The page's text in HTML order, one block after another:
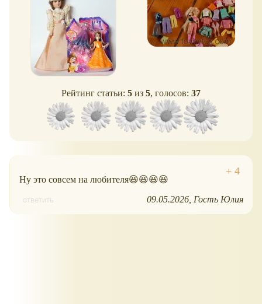
Рейтинг статьи: 5 из 5, голосов: 37
Ну это совсем на любителя😆😆😆😆
ответить 09.05.2026 Гость Юлия